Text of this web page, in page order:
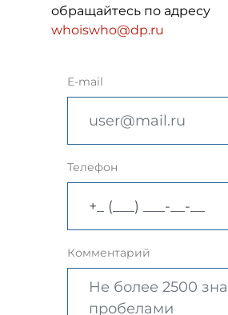
обращайтесь по адресу
whoiswho@dp.ru
E-mail
Телефон
Комментарий